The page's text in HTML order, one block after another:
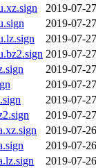
2019-07-
2019-07-
2019-07-
2019-07-
2019-07-
2019-07-
2019-07-
2019-07-
2019-07-
2019-07-
2019-07-